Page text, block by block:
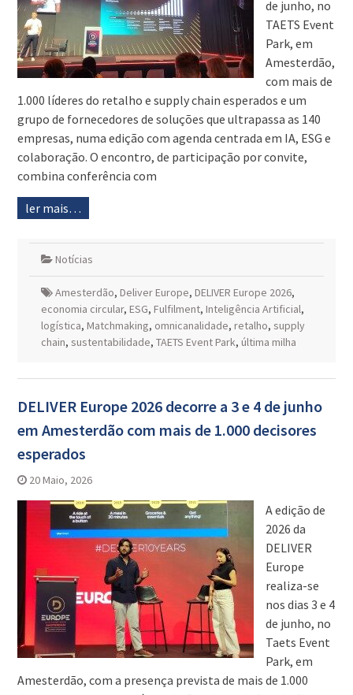
de junho, no
TAETS Event
Park, em
Amesterdão,
com mais de
1.000 líderes do retalho e supply chain esperados e um
grupo de fornecedores de soluções que ultrapassa as 140
empresas, numa edição com agenda centrada em IA, ESG e
colaboração. O encontro, de participação por convite,
combina conferência com
ler mais…
Notícias
Amesterdão, Deliver Europe, DELIVER Europe 2026,
economia circular, ESG, Fulfilment, Inteligência Artificial,
logística, Matchmaking, omnicanalidade, retalho, supply
chain, sustentabilidade, TAETS Event Park, última milha
DELIVER Europe 2026 decorre a 3 e 4 de junho
em Amesterdão com mais de 1.000 decisores
esperados
20 Maio, 2026
A edição de
2026 da
DELIVER
Europe
realiza-se
nos dias 3 e 4
de junho, no
Taets Event
Park, em
Amesterdão, com a presença prevista de mais de 1.000